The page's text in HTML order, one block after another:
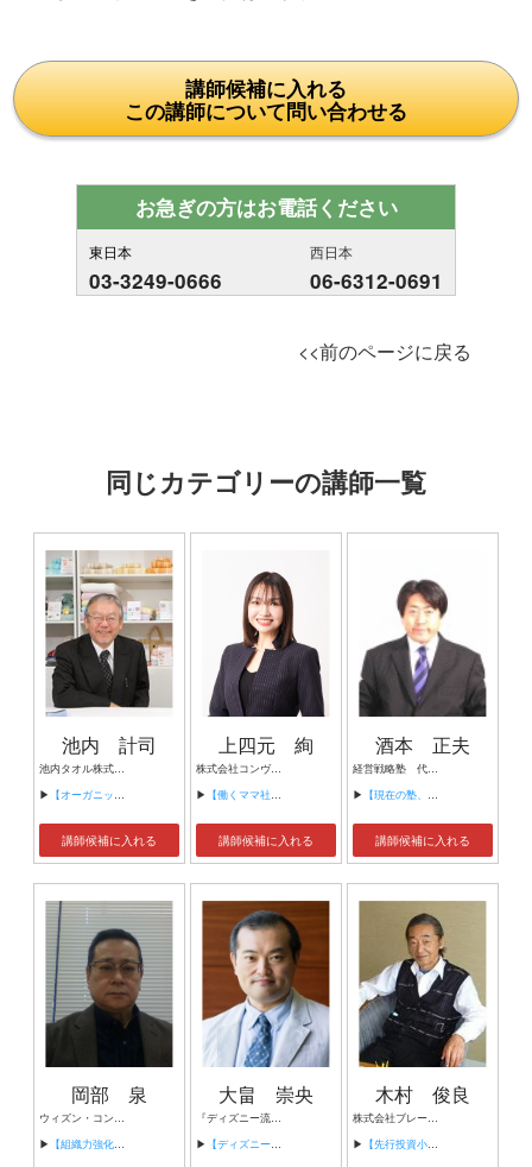
講師候補に入れる
この講師について問い合わせる
お急ぎの方はお電話ください
東日本
03-3249-0666
西日本
06-6312-0691
<<前のページに戻る
同じカテゴリーの講師一覧
池内 計司
▶ 【オーガニックな会社を作りましょう】
講師候補に入れる
上四元 絢
株式会社コンヴァノ代表取締役社長
▶ 【働くママ社長が語る、美容業界でキャリアと経営を続ける選択】
講師候補に入れる
酒本 正夫
▶ 【現在の塾、予備校業界について】
講師候補に入れる
岡部 泉
ウィズン・コンサルティング株式会社 代表取締役
▶ 【組織力強化に向けたリーダーシップとは】
大畠 崇央
『ディズニー流感動を生む企画の秘密』著者 元ウォルト・ディズニー シニアプロデューサー 株式会社TSUTAYA ネットカンパニー サービス基盤推進ユニット長 上級マーケティング解析士
▶ 【ディズニー流 感動を生む企画の秘密 ～ホスピタリティ視点で考える企画、集客、マーケティング術～】
木村 俊良
株式会社ブレーン・サポート代表
▶ 【先行投資小額にして、事業を立ち上げ後わずか３カ月で収益をあげるビジネス戦略とは】